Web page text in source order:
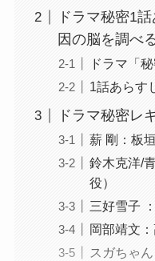
ドラマ秘密1
因の脳を調べ
ドラマ「
1話あらす
ドラマ秘密レ
薪 剛：板
鈴木克洋/
役）
三好雪子
岡部靖文
スガちゃ